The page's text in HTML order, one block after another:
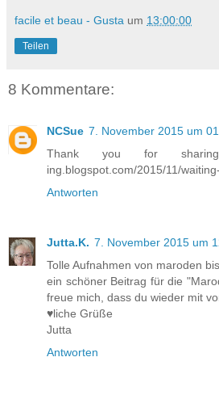
facile et beau - Gusta um 13:00:00
Teilen
8 Kommentare:
NCSue 7. November 2015 um
Thank you for sharing
ing.blogspot.com/2015/11/
Antworten
Jutta.K. 7. November 2015 um
Tolle Aufnahmen von maroden
ein schöner Beitrag für die
freue mich, dass du wieder mit
♥liche Grüße
Jutta
Antworten